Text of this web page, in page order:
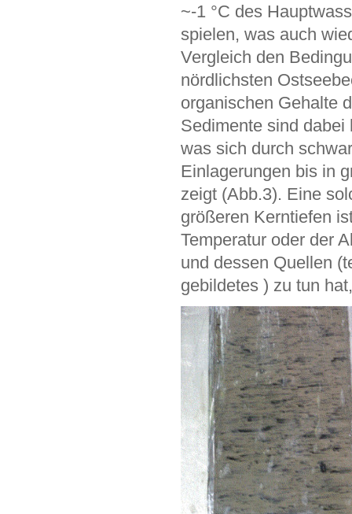
~-1 °C des
spielen, was auch
Vergleich den
nördlichsten
organischen Gehalte
Sedimente sind
was sich durch
Einlagerungen bis in
zeigt (Abb.3). Eine
größeren Kerntiefen
Temperatur oder der
und dessen Quellen
gebildetes ) zu tun